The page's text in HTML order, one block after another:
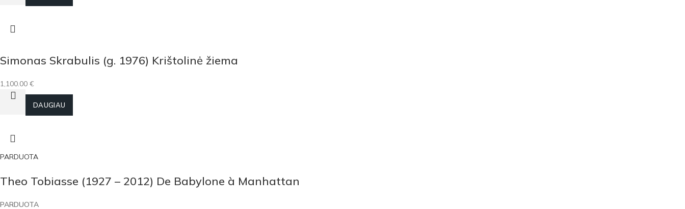
Simonas Skrabulis (g. 1976) Krištolinė žiema
1,100.00 €
DAUGIAU
PARDUOTA
Theo Tobiasse (1927 – 2012) De Babylone à Manhattan
PARDUOTA